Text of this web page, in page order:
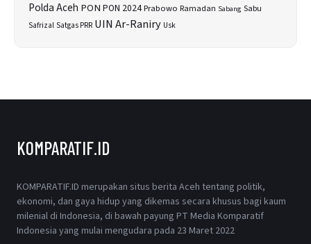
Polda Aceh PON PON 2024Prabowo Ramadan Sabang Sabu
SafrizalSatgas PRR UIN Ar-Raniry Usk
KOMPARATIF.ID
KOMPARATIF.ID merupakan situs berita Aceh tentang politik,
ekonomi, dan gaya hidup yang dikemas secara khusus bagi kaum
milenial di Indonesia, di bawah payung PT Media Komparatif
Indonesia yang mulai mengudara pada 23 Maret 2022